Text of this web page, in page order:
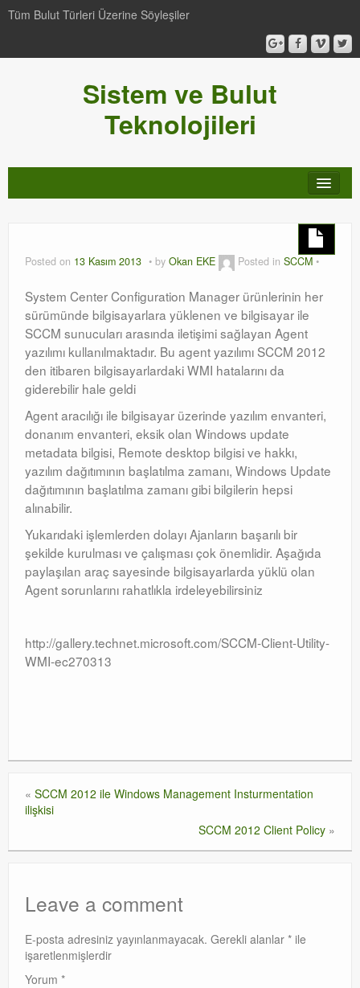
Tüm Bulut Türleri Üzerine Söyleşiler
Sistem ve Bulut
Teknolojileri
Windows Server Family
SCOM
Orchestrator
Watchguard
PHP & MySQL
Exchange
Posted on 13 Kasım 2013 by Okan EKE Posted in SCCM
System Center Configuration Manager ürünlerinin her
sürümünde bilgisayarlara yüklenen ve bilgisayar ile
SCCM sunucuları arasında iletişimi sağlayan Agent
yazılımı kullanılmaktadır. Bu agent yazılımı SCCM 2012
den itibaren bilgisayarlardaki WMI hatalarını da
giderebilir hale geldi
Agent aracılığı ile bilgisayar üzerinde yazılım envanteri,
donanım envanteri, eksik olan Windows update
metadata bilgisi, Remote desktop bilgisi ve hakkı,
yazılım dağıtımının başlatılma zamanı, Windows Update
dağıtımının başlatılma zamanı gibi bilgilerin hepsi
alınabilir.
Yukarıdaki işlemlerden dolayı Ajanların başarılı bir
şekilde kurulması ve çalışması çok önemlidir. Aşağıda
paylaşılan araç sayesinde bilgisayarlarda yüklü olan
Agent sorunlarını rahatlıkla irdeleyebilirsiniz
http://gallery.technet.microsoft.com/SCCM-Client-Utility-
WMI-ec270313
« SCCM 2012 ile Windows Management Insturmentation
ilişkisi
SCCM 2012 Client Policy »
Leave a comment
E-posta adresiniz yayınlanmayacak. Gerekli alanlar * ile
işaretlenmişlerdir
Yorum *